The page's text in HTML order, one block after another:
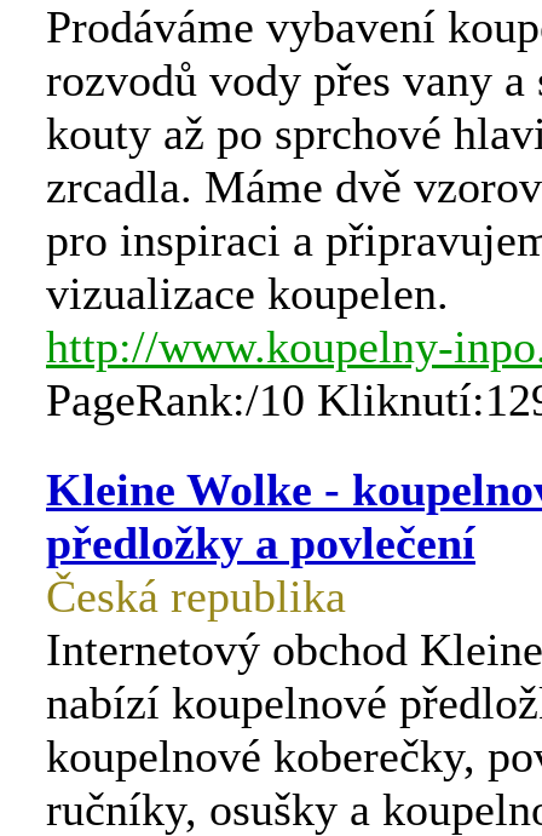
Prodáváme vybavení
rozvodů vody přes vany a
kouty až po sprchové
zrcadla. Máme dvě
pro inspiraci a
vizualizace koupelen.
http://www.koupelny-
PageRank:/10
Kleine Wolke -
předložky a povlečení
Česká republika
Internetový obchod
nabízí koupelnové
koupelnové koberečky,
ručníky, osušky a